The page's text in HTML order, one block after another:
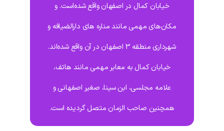
خیابان کمال در اصفهان واقع شده‌است. و
مکان‌های مهمی مانند مناره های دارالضیافه و
شهرداری منطقه 3 اصفهان در آن واقع شده‌اند.
خیابان کمال به معابر مهمی مانند هاتف،
علامه مجلسی، ابن سینا، صغیر اصفهانی و
همچنین صاحب الزمان متصل گردیده است.